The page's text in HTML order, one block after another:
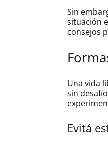
Sin
situación
consejos
Una vida
sin
Evitá